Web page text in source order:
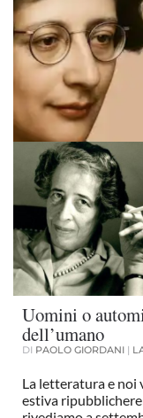
Uomini o
dell’umano
DI PAOLO GIORDANI |
La letteratura e noi
estiva